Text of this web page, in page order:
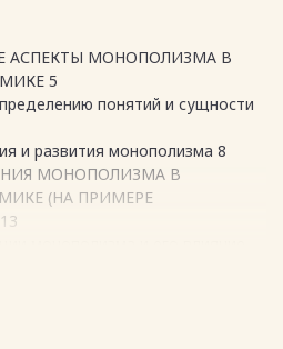
АСПЕКТЫ МОНОПОЛИЗМА В
5
понятий и сущности
и развития монополизма 8
МОНОПОЛИЗМА В
(НА ПРИМЕРЕ
13
16
МЕТОДЫ СОКРАЩЕНИЯ